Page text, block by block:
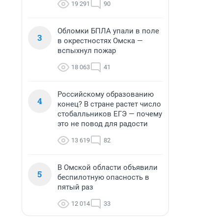
19 291 90
3
Обломки БПЛА упали в поле
в окрестностях Омска —
вспыхнул пожар
18 063 41
4
Российскому образованию
конец? В стране растет число
стобалльников ЕГЭ — почему
это не повод для радости
13 619 82
5
В Омской области объявили
беспилотную опасность в
пятый раз
12 014 33